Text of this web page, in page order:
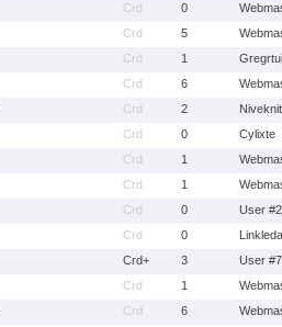
Crd 0
Crd 5
Crd 1
Crd 6
Crd 2
Crd 0
Cylixte
Crd 1
Crd 1
Crd 0
User
Crd 0
Crd+ 3
User
Crd 1
Crd 6